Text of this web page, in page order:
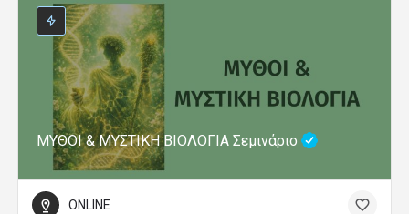
ΜΥΘΟΙ & ΜΥΣΤΙΚΗ ΒΙΟΛΟΓΙΑ Σεμινάριο
ONLINE